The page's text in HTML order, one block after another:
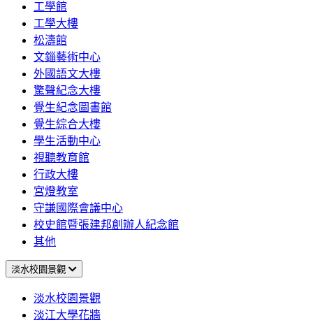
工學館
工學大樓
松濤館
文錙藝術中心
外國語文大樓
驚聲紀念大樓
覺生紀念圖書館
覺生綜合大樓
學生活動中心
視聽教育館
行政大樓
宮燈教室
守謙國際會議中心
校史館暨張建邦創辦人紀念館
其他
淡水校園景觀
淡水校園景觀
淡江大學花牆